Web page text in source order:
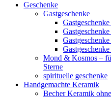
Geschenke
Gastgeschenke
Mond & Kosmos –
Sterne
spirituelle geschenke
Handgemachte Keramik
Becher Keramik